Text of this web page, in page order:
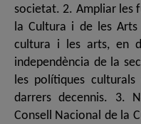
societat. 2. Ampliar les
la Cultura i de les
cultura i les arts, en
independència de la
les polítiques
darrers decennis. 3.
Consell Nacional de la